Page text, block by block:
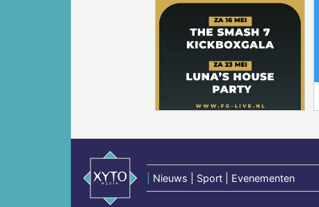
Nieuws | Sport | Evenementen